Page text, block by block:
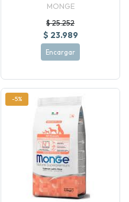
MONGE
$ 25.252
$ 23.989
Encargar
-5%